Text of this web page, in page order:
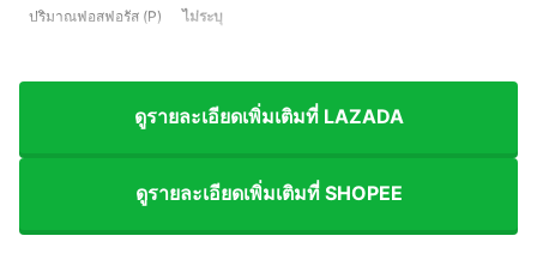
ปริมาณฟอสฟอรัส (P) ไม่ระบุ
ดูรายละเอียดเพิ่มเติมที่ LAZADA
ดูรายละเอียดเพิ่มเติมที่ SHOPEE